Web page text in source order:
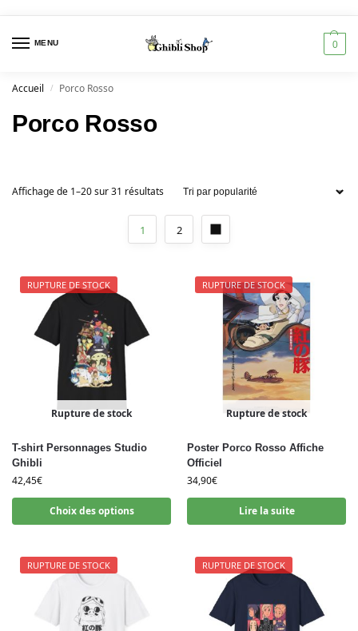
MENU 0
Accueil / Porco Rosso
Porco Rosso
Affichage de 1–20 sur 31 résultats
1 2
RUPTURE DE STOCK
Rupture de stock
T-shirt Personnages Studio
Ghibli
42,45€
Choix des options
RUPTURE DE STOCK
Rupture de stock
Poster Porco Rosso Affiche
Officiel
34,90€
Lire la suite
RUPTURE DE STOCK RUPTURE DE STOCK